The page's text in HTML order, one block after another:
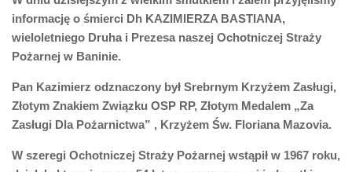
informację o śmierci Dh KAZIMIERZA BASTIANA,
wieloletniego Druha i Prezesa naszej Ochotniczej Straży
Pożarnej w Baninie.
Pan Kazimierz odznaczony był Srebrnym Krzyżem Zasługi,
Złotym Znakiem Związku OSP RP, Złotym Medalem „Za
Zasługi Dla Pożarnictwa” , Krzyżem Św. Floriana Mazovia.
W szeregi Ochotniczej Straży Pożarnej wstąpił w 1967 roku,